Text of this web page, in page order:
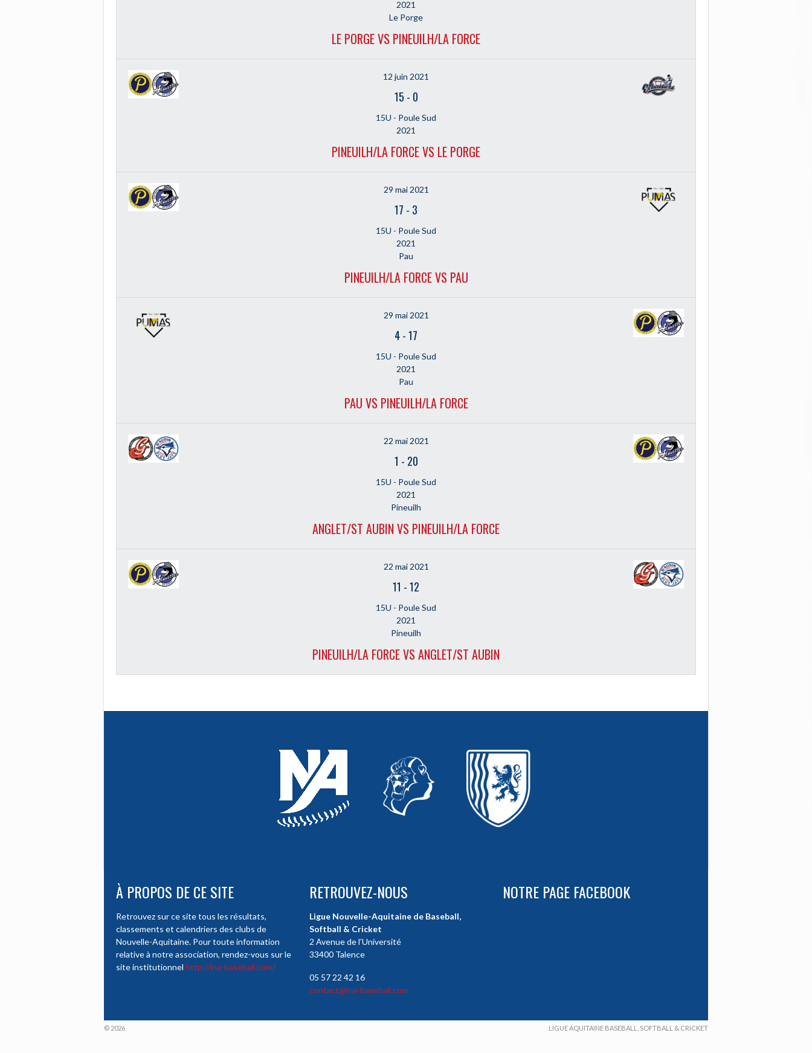
2021
Le Porge
LE PORGE VS PINEUILH/LA FORCE
12 juin 2021
15 - 0
15U - Poule Sud
2021
PINEUILH/LA FORCE VS LE PORGE
29 mai 2021
17 - 3
15U - Poule Sud
2021
Pau
PINEUILH/LA FORCE VS PAU
29 mai 2021
4-17
15U - Poule Sud
2021
Pau
PAU VS PINEUILH/LA FORCE
22 mai 2021
1 - 20
15U - Poule Sud
2021
Pineuilh
ANGLET/ST AUBIN VS PINEUILH/LA FORCE
22 mai 2021
11 -12
15U - Poule Sud
2021
Pineuilh
PINEUILH/LA FORCE VS ANGLET/ST AUBIN
À PROPOS DE CE SITE
Retrouvez sur ce site tous les résultats,
classements et calendriers des clubs de
Nouvelle-Aquitaine. Pour toute information
relative à notre association, rendez-vous sur le
site institutionnel http://lna-baseball.com/
RETROUVEZ-NOUS
Ligue Nouvelle-Aquitaine de Baseball,
Softball & Cricket
2 Avenue de l’Université
33400 Talence
05 57 22 42 16
contact@lna-baseball.com
NOTRE PAGE FACEBOOK
© 2026 LIGUE AQUITAINE BASEBALL, SOFTBALL & CRICKET